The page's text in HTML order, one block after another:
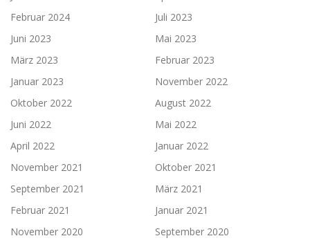
Februar 2024
Juli 2023
Juni 2023
Mai 2023
März 2023
Februar 2023
Januar 2023
November 2022
Oktober 2022
August 2022
Juni 2022
Mai 2022
April 2022
Januar 2022
November 2021
Oktober 2021
September 2021
März 2021
Februar 2021
Januar 2021
November 2020
September 2020